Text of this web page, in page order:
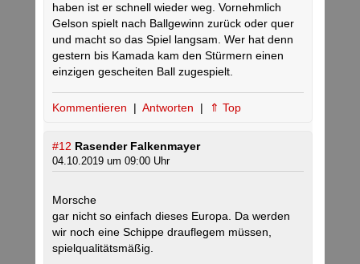
haben ist er schnell wieder weg. Vornehmlich
Gelson spielt nach Ballgewinn zurück oder quer
und macht so das Spiel langsam. Wer hat denn
gestern bis Kamada kam den Stürmern einen
einzigen gescheiten Ball zugespielt.
Kommentieren | Antworten | ⇑ Top
#12 Rasender Falkenmayer
04.10.2019 um 09:00 Uhr
Morsche
gar nicht so einfach dieses Europa. Da werden
wir noch eine Schippe drauflegem müssen,
spielqualitätsmäßig.